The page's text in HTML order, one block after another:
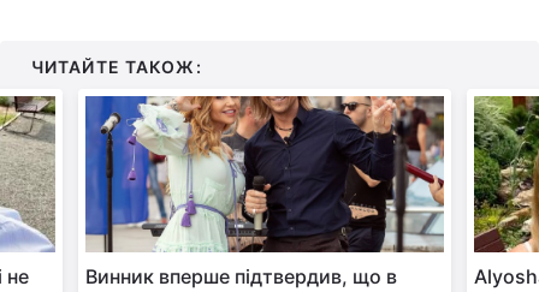
ЧИТАЙТЕ ТАКОЖ:
не
Винник вперше підтвердив, що в